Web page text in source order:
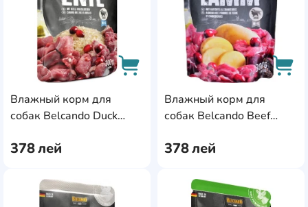
Влажный корм для
собак Belcando Duck
378лей
AddCardToCart
Влажный корм для
собак Belcando Beef
378лей
AddCardToFavourite